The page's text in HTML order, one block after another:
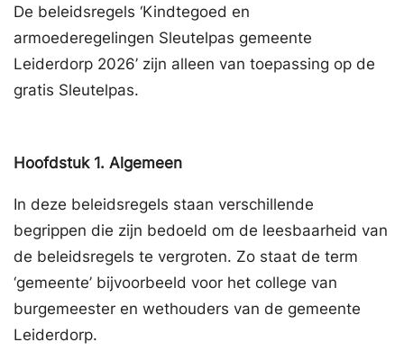
De beleidsregels ‘Kindtegoed en
armoederegelingen Sleutelpas gemeente
Leiderdorp 2026’ zijn alleen van toepassing op de
gratis Sleutelpas.
Hoofdstuk 1. Algemeen
In deze beleidsregels staan verschillende
begrippen die zijn bedoeld om de leesbaarheid van
de beleidsregels te vergroten. Zo staat de term
‘gemeente’ bijvoorbeeld voor het college van
burgemeester en wethouders van de gemeente
Leiderdorp.